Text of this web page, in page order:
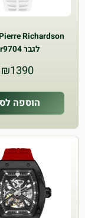
לגבר Pr9704
₪1390
הוספה